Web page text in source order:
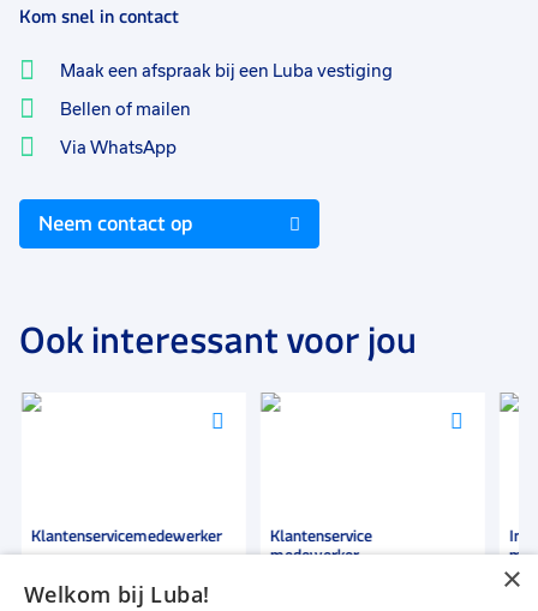
Kom snel in contact
Maak een afspraak bij een Luba vestiging
Bellen of mailen
Via WhatsApp
Neem contact op
Ook interessant voor jou
Voeg
Klantenservicemedewerker
24 uur
Voeg
Klantenservice
medewerker
×
Welkom bij Luba!